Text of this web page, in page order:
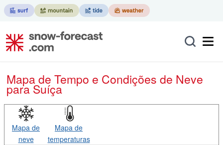
Mapa de Tempo e Condições de Neve
para Suíça
Mapa de
neve
Mapa de
temperaturas